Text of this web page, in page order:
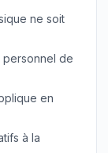
ne soit
personnel de
en
à la